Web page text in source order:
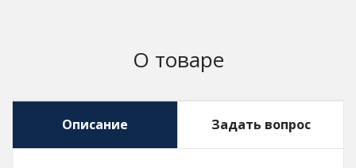
О товаре
Описание Задать вопрос